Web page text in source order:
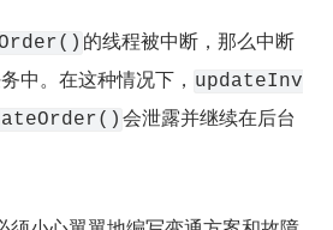
的线程被中断，那么中断
中。在这种情况下， updateInv
会泄露并继续在后台